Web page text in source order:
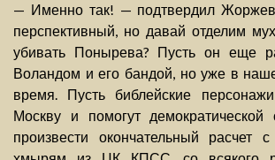
— Именно так! — подтвердил
перспективный, но давай отделим
убивать Понырева? Пусть он еще
Воландом и его бандой, но уже в
время. Пусть библейские
Москву и помогут демократической
произвести окончательный